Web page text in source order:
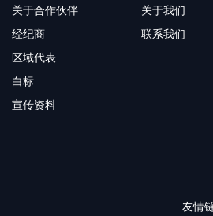
关于合作伙伴
经纪商
区域代表
白标
宣传资料
关于我们
联系我们
友情